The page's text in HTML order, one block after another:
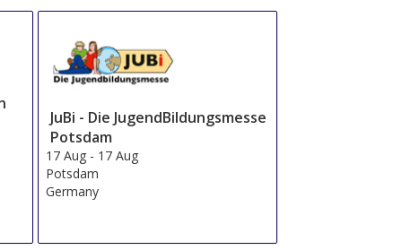
JuBi - Die JugendBildungsmesse
Potsdam
17 Aug - 17 Aug
Potsdam
Germany